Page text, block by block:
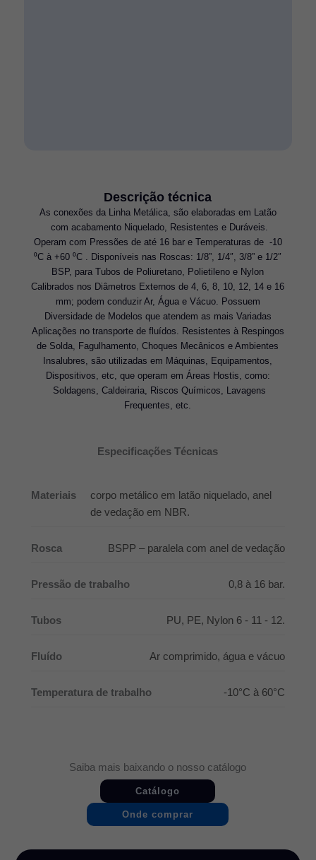
Descrição técnica
As conexões da Linha Metálica, são elaboradas em Latão
com acabamento Niquelado, Resistentes e Duráveis.
Operam com Pressões de até 16 bar e Temperaturas de -10
⁰C à +60 ⁰C . Disponíveis nas Roscas: 1/8”, 1/4″, 3/8” e 1/2″
BSP, para Tubos de Poliuretano, Polietileno e Nylon
Calibrados nos Diâmetros Externos de 4, 6, 8, 10, 12, 14 e 16
mm; podem conduzir Ar, Água e Vácuo. Possuem
Diversidade de Modelos que atendem as mais Variadas
Aplicações no transporte de fluídos. Resistentes à Respingos
de Solda, Fagulhamento, Choques Mecânicos e Ambientes
Insalubres, são utilizadas em Máquinas, Equipamentos,
Dispositivos, etc, que operam em Áreas Hostis, como:
Soldagens, Caldeiraria, Riscos Químicos, Lavagens
Frequentes, etc.
Especificações Técnicas
Materiais
corpo metálico em latão niquelado, anel
de vedação em NBR.
Rosca BSPP – paralela com anel de vedação
Pressão de trabalho 0,8 à 16 bar.
Tubos PU, PE, Nylon 6 - 11 - 12.
Fluído Ar comprimido, água e vácuo
Temperatura de trabalho -10°C à 60°C
Saiba mais baixando o nosso catálogo
Catálogo
Onde comprar